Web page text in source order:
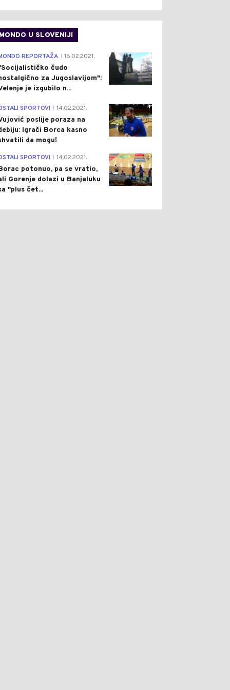
MONDO U SLOVENIJI
4
REPORTAŽA 16.02.2021.
čudo
za Jugoslavijom":
je izgubilo n...
1
SPORTOVI 14.02.2021.
poslije poraza na
Igrači Borca kasno
da mogu!
3
SPORTOVI 14.02.2021.
potonuo, pa se vratio,
Gorenje dolazi u Banjaluku
"plus čet...